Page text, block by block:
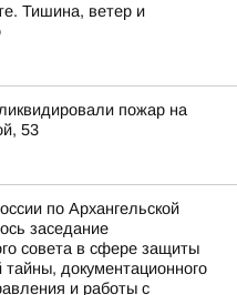
Тишина, ветер и
пожар на
53
по Архангельской
заседание
совета в сфере защиты
тайны, документационного
и работы с